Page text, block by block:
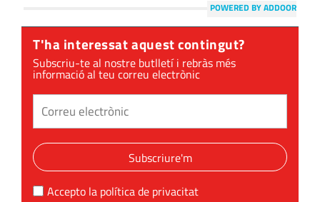
POWERED BY ADDOOR
T'ha interessat aquest contingut?
Subscriu-te al nostre butlletí i rebràs més
informació al teu correu electrònic
Subscriure'm
Accepto la política de privacitat